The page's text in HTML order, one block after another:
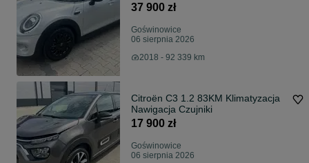
37 900 zł
Goświnowice
06 sierpnia 2026
2018 - 92 339 km
Citroën C3 1.2 83KM Klimatyzacja
Nawigacja Czujniki
17 900 zł
Goświnowice
06 sierpnia 2026